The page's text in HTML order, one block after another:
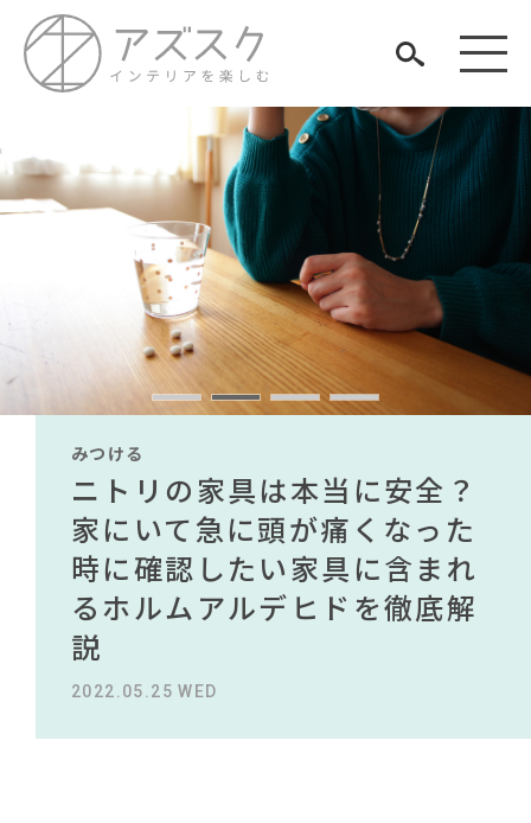
TAG LIST
#ソファ #田中みな実 #関家具#おすすめ
#KEYUCA #映画#家具
#材木屋のおやじとせがれ
#2022 春ドラマ #インテリアの法則
#大川家具
#無印良品#アダル #中村アン
#間宮祥太朗
#オフィスチェア#木図鑑#インダストリアルスタイル
#大塚家具#テレワーク#ファニタメ
#タンスのゲン#照明#サステナブル#unico
#フェリシモ #インテリアコーディネート#IKEA
#コメリ
#ヤマソロ#河淳#チェア
#MoMA#コクヨ#ACTUS#波瑠
見つける
知る
楽しむ
ARCHIVE
NEWS
ABOUT
みつける
無印で有名デザイナーのアイ
テムが手に入る？無印良品で
買える有名デザイナーがデザ
インしたインテリアを一挙紹
介
2022.10.24 MON
みつける
IKEA家具は引っ越し業者を悩
ませる？引っ越し業者に敬遠
されている理由を徹底解
説！！
2023.09.27 WED
みつける
ニトリの家具は本当に安全？
家にいて急に頭が痛くなった
時に確認したい家具に含まれ
るホルムアルデヒドを徹底解
説
2022.05.25 WED
みつける
【部屋をおしゃれにしたい人
必見】今話題のインテリアス
タイルから定番スタイルまで
紹介！おすすめインテリアス
タイル18選
2023.09.23 SAT
みつける
無印で有名デザイナーのアイ
テムが手に入る？無印良品で
買える有名デザイナーがデザ
インしたインテリアを一挙紹
介
2022.10.24 MON
みつける
IKEA家具は引っ越し業者を悩
ませる？引っ越し業者に敬遠
されている理由を徹底解
説！！
2023.09.27 WED